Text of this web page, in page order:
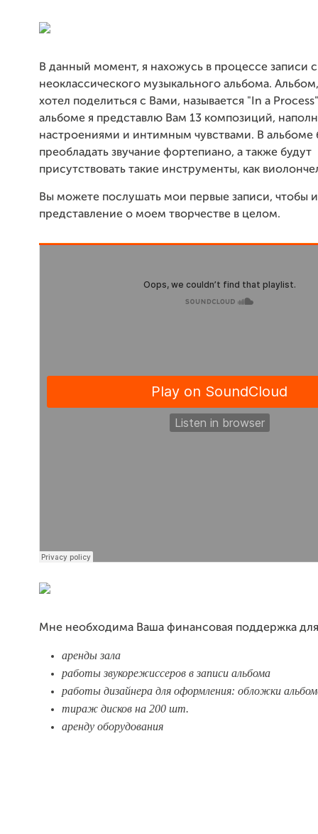
В данный момент, я нахожусь в процессе записи
неоклассического музыкального альбома.
хотел поделиться с Вами, называется "In a
альбоме я представлю Вам 13 композиций,
настроениями и интимным чувствами. В альбоме
преобладать звучание фортепиано, а также будут
присутствовать такие инструменты, как
Вы можете послушать мои первые записи, чтобы
представление о моем творчестве в целом.
Мне необходима Ваша финансовая поддержка
аренды зала
работы звукорежиссеров в записи альбома
работы дизайнера для оформления: обложки
тираж дисков на 200 шт.
аренду оборудования